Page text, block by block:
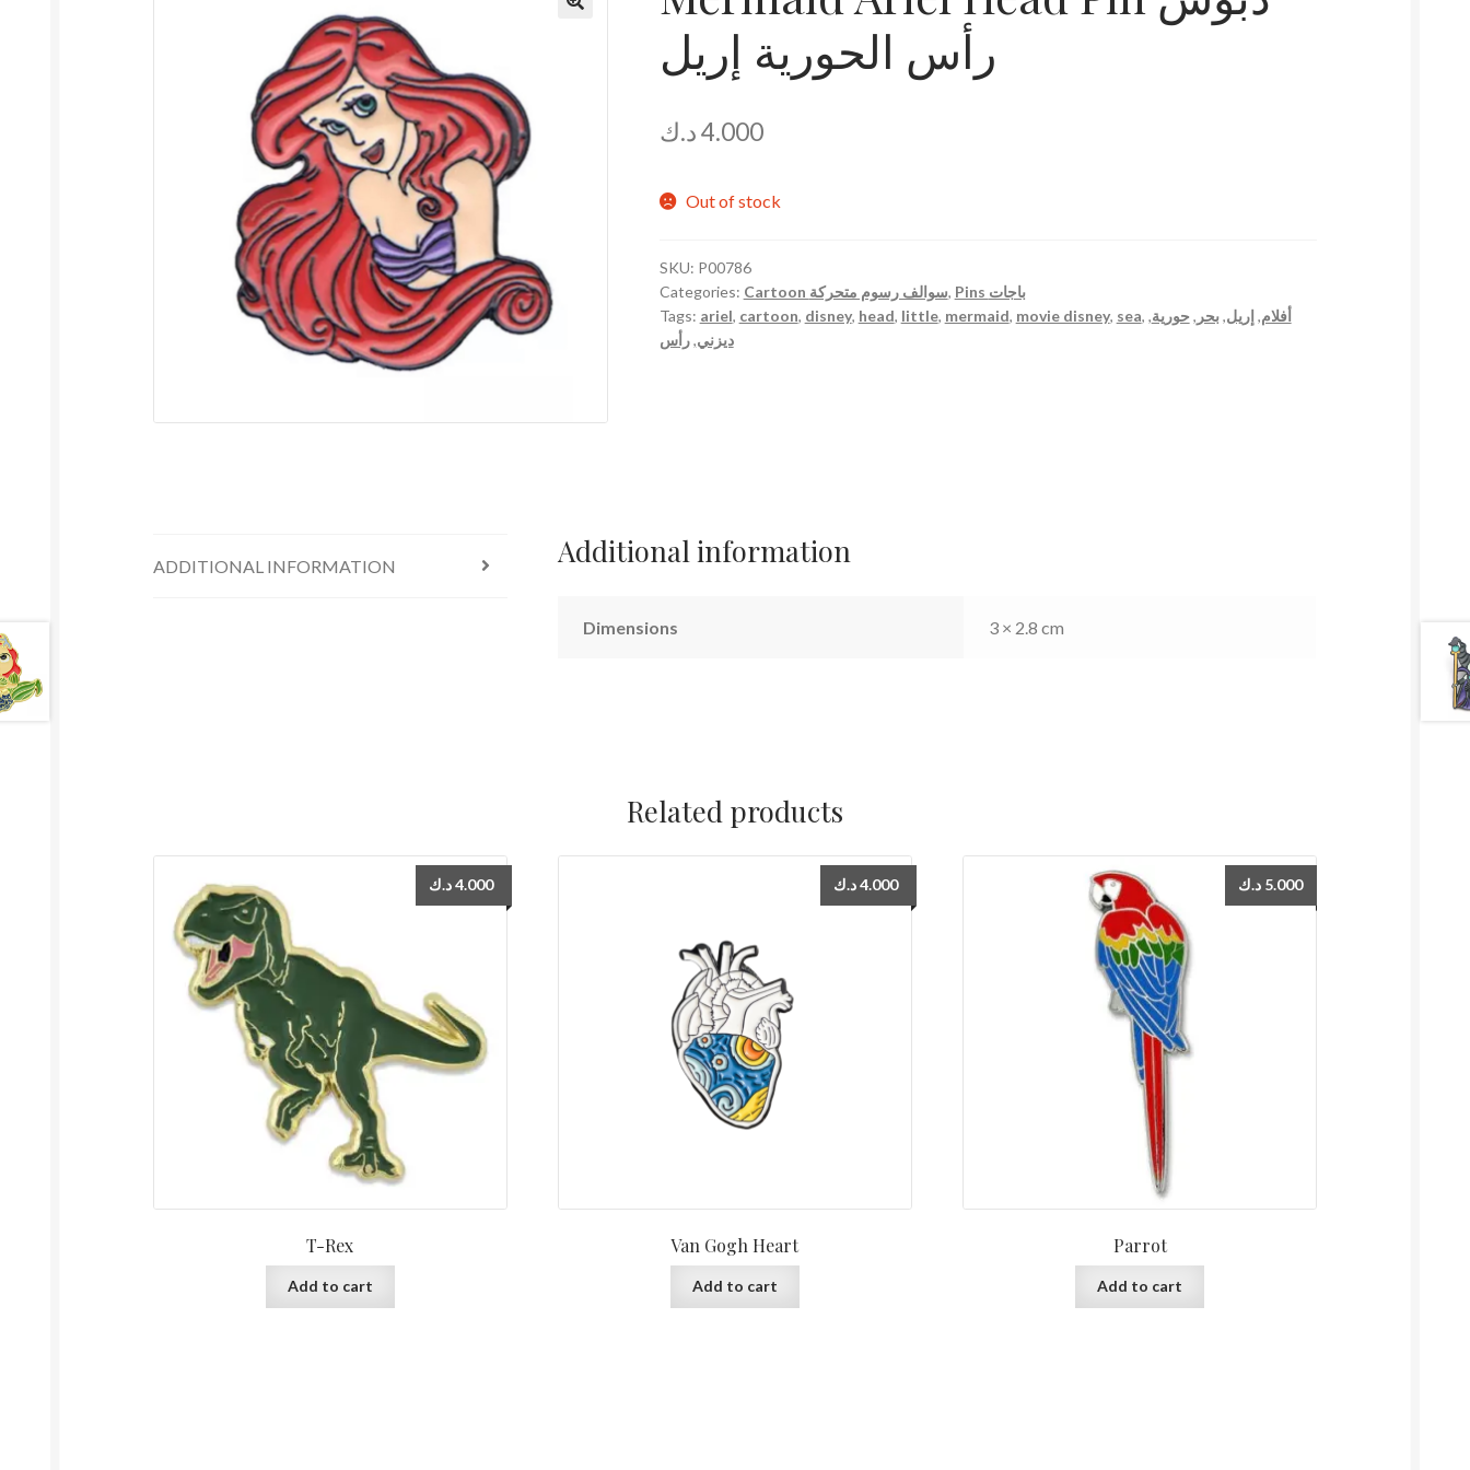
رأس الحورية إريل
4.000د.ك
Out of stock
SKU: P00786
Categories:
Cartoon سوالف رسوم متحركة,
Pins باجات
Tags: ariel, cartoon, disney, head, little, mermaid, movie disney, sea, أفلام, إريل,بحر , حورية,
ديزني,رأس
ADDITIONAL INFORMATION Additional information
Dimensions 3 × 2.8 cm
Related products
T-Rex
4.000د.ك
Add to cart
Van Gogh Heart
4.000د.ك
Add to cart
Parrot
5.000 د.ك
Add to cart